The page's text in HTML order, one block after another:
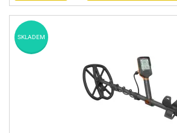
SKLADEM